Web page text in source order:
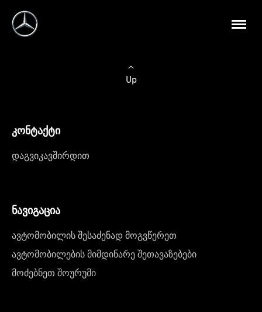
Up
კონტაქტი
დაგვიკავშირდით
ნავიგაცია
ავტომობილის შესაძენად მოგვწერეთ
ავტომობილების მიმდინარე შეთავაზებები
მოძებნეთ შოურუმი